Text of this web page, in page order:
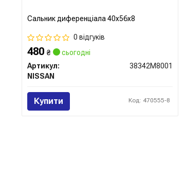
Сальник диференціала 40x56x8
0 відгуків
480 ₴
сьогодні
Артикул:
38342M8001
NISSAN
Купити Код: 470555-8